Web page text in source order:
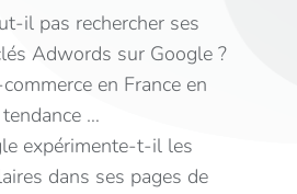
il pas rechercher ses
Adwords sur Google ?
en France en
…
expérimente-t-il les
dans ses pages de